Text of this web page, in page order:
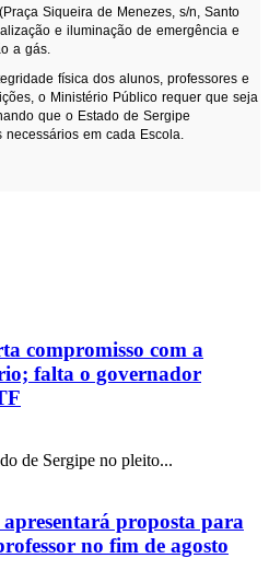
Siqueira de Menezes, s/n, Santo
e iluminação de emergência e
a gás.
física dos alunos, professores e
o Ministério Público requer que seja
que o Estado de Sergipe
em cada Escola.
compromisso com a
falta o governador
de Sergipe no pleito...
proposta para
no fim de agosto